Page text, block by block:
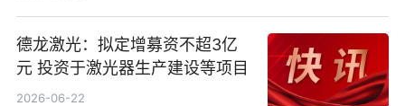
德龙激光：拟定增募资不超3亿
元 投资于激光器生产建设等项目
2026-06-22